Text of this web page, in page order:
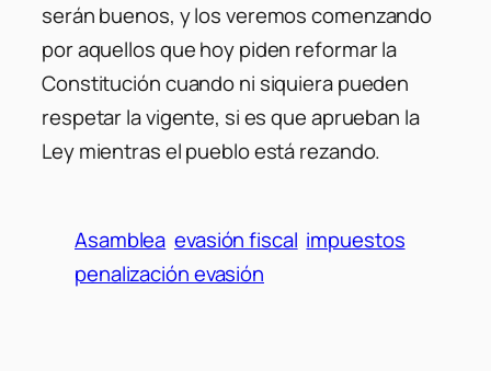
serán buenos, y los veremos comenzando
por aquellos que hoy piden reformar la
Constitución cuando ni siquiera pueden
respetar la vigente, si es que aprueban la
Ley mientras el pueblo está rezando.
Asamblea evasión fiscal impuestos
penalización evasión